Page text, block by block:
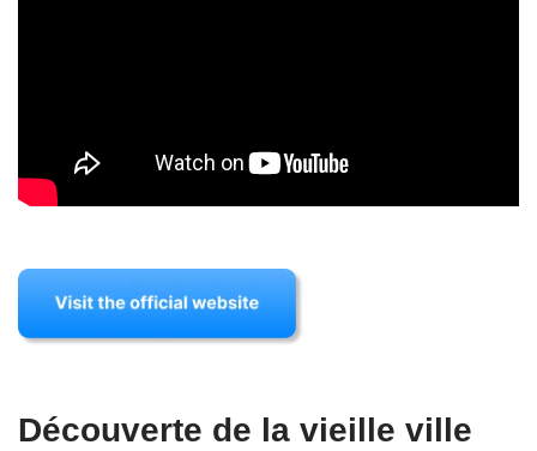
Découverte de la vieille ville